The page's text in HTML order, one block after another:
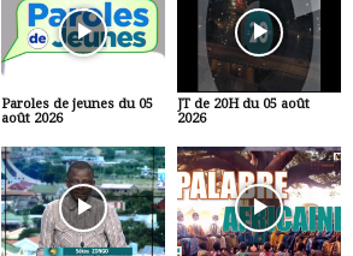
Paroles de jeunes du 05
août 2026
JT de 20H du 05 août
2026